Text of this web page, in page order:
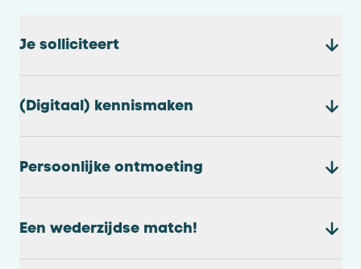
Je solliciteert
(Digitaal) kennismaken
Persoonlijke ontmoeting
Een wederzijdse match!